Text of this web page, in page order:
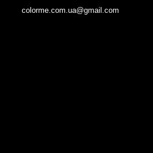
colorme.com.ua@gmail.com